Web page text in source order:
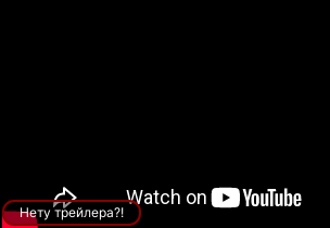
Нету трейлера?!